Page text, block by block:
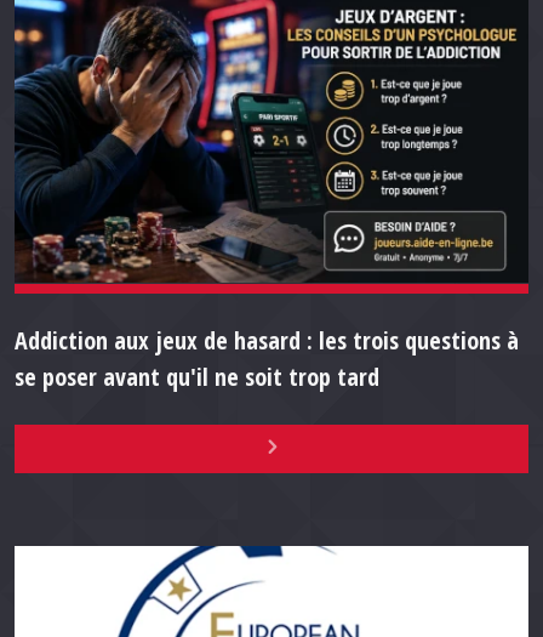
Addiction aux jeux de hasard : les trois questions à
se poser avant qu'il ne soit trop tard